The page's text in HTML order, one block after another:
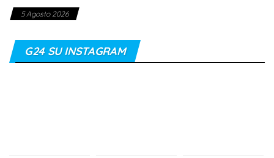
5 Agosto 2026
G24 SU INSTAGRAM